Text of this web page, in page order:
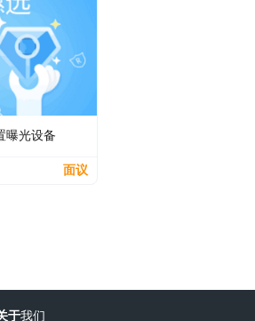
曝光设备
面议
于我们